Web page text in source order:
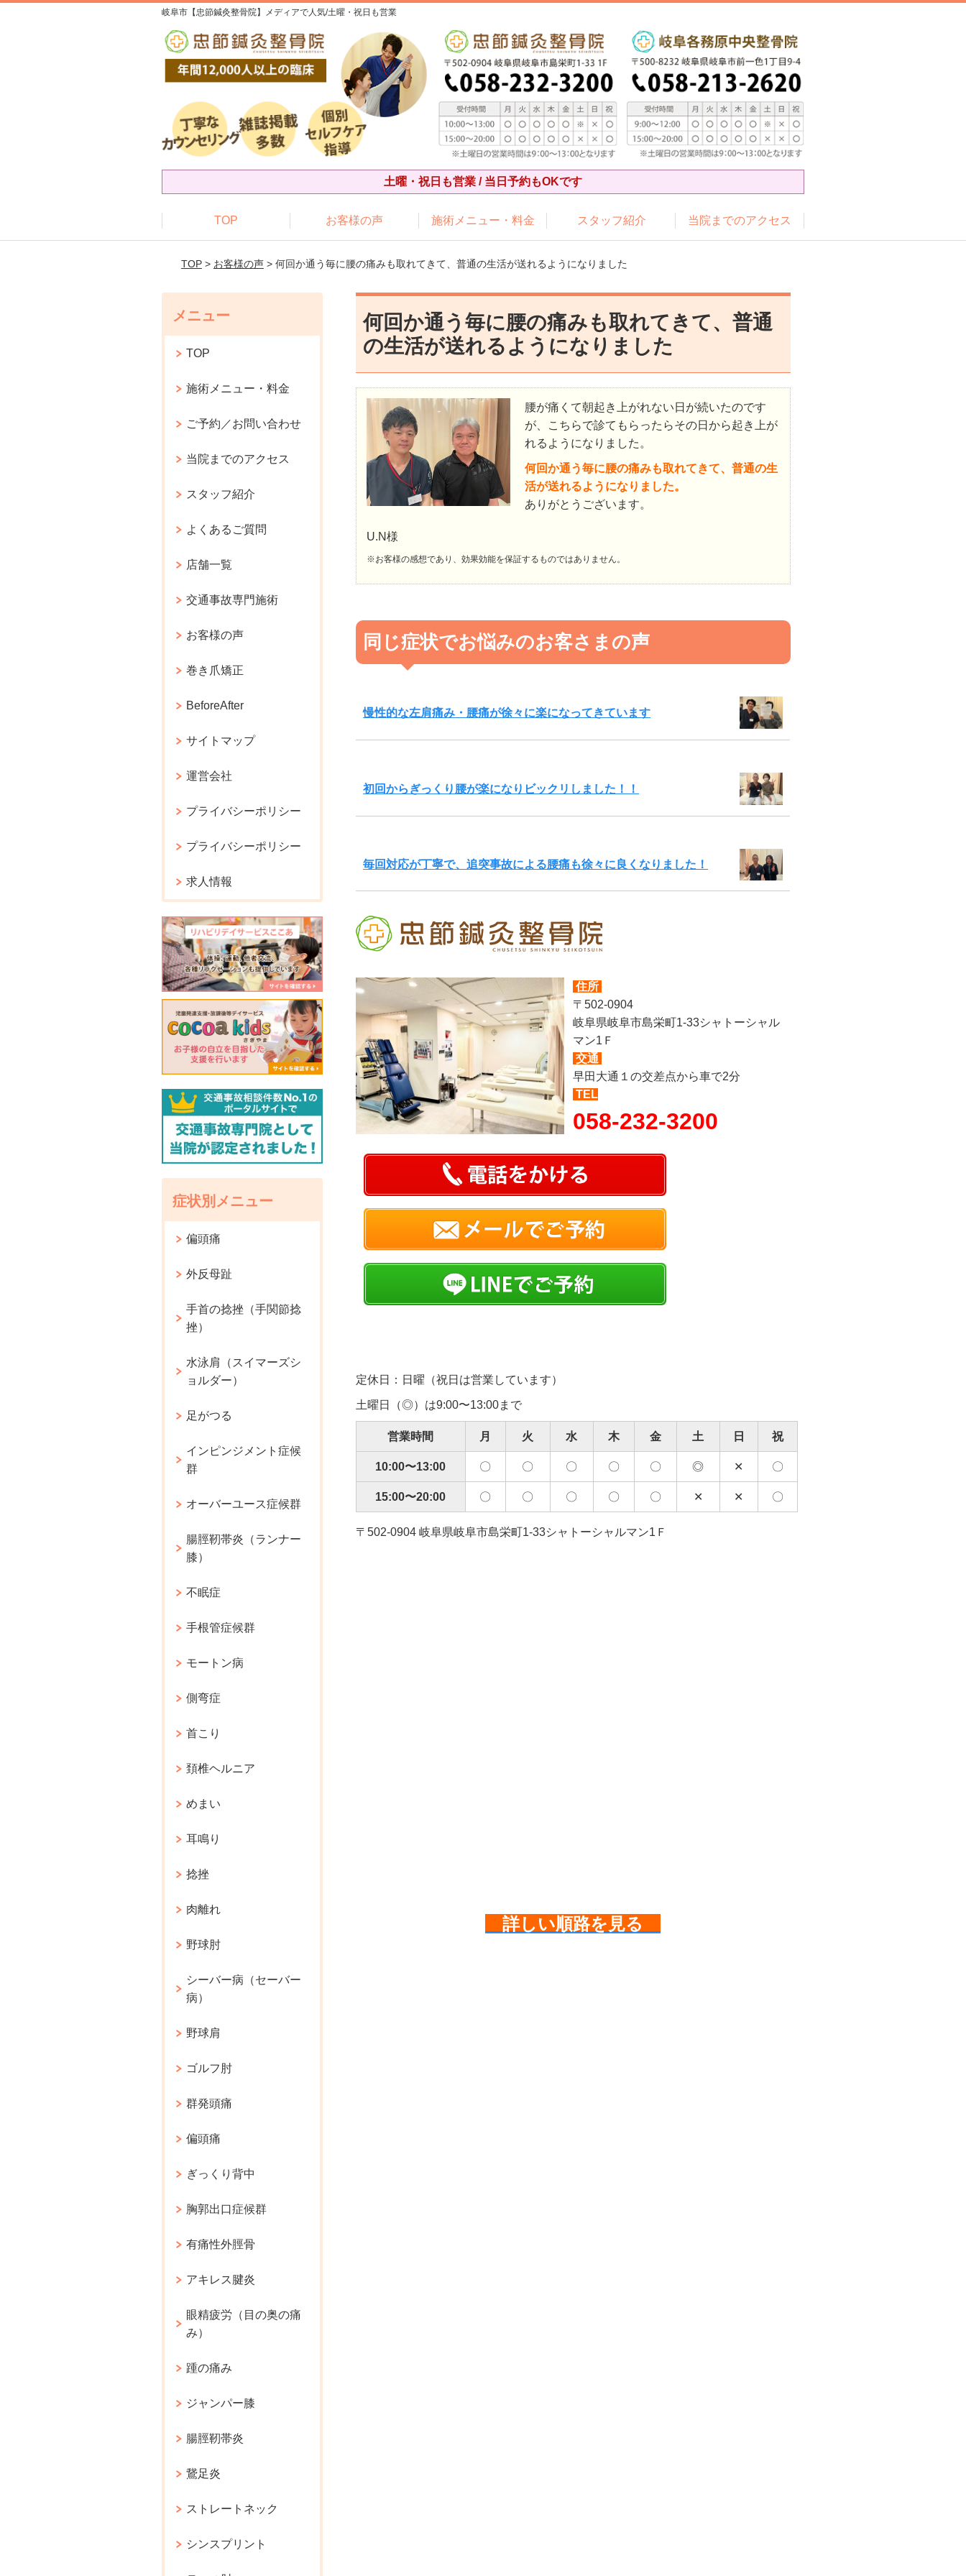
岐阜市【忠節鍼灸整骨院】メディアで人気/土曜・祝日も営業
土曜・祝日も営業 / 当日予約もOKです
TOP お客様の声 施術メニュー・料金 スタッフ紹介 当院までのアクセス
TOP> お客様の声> 何回か通う毎に腰の痛みも取れてきて、普通の生活が送れるようになりました
何回か通う毎に腰の痛みも取れてきて、普通
の生活が送れるようになりました
腰が痛くて朝起き上がれない日が続いたのです
が、こちらで診てもらったらその日から起き上が
れるようになりました。
何回か通う毎に腰の痛みも取れてきて、普通の生
活が送れるようになりました。
ありがとうございます。
U.N様
※お客様の感想であり、効果効能を保証するものではありません。
同じ症状でお悩みのお客さまの声
慢性的な左肩痛み・腰痛が徐々に楽になってきています
初回からぎっくり腰が楽になりビックリしました！！
毎回対応が丁寧で、追突事故による腰痛も徐々に良くなりました！
住所
〒502-0904
岐阜県岐阜市島栄町1-33シャトーシャル
マン1Ｆ
交通
早田大通１の交差点から車で2分
TEL
058-232-3200
定休日：日曜（祝日は営業しています）
土曜日（◎）は9:00〜13:00まで
営業時間 月 火 水 木 金 土 日 祝
10:00〜13:00 〇 〇 〇 〇 〇 ◎ ✕ 〇
15:00〜20:00 〇 〇 〇 〇 〇 ✕ ✕ 〇
〒502-0904 岐阜県岐阜市島栄町1-33シャトーシャルマン1Ｆ
詳しい順路を見る
メニュー
TOP
施術メニュー・料金
ご予約／お問い合わせ
当院までのアクセス
スタッフ紹介
よくあるご質問
店舗一覧
交通事故専門施術
お客様の声
巻き爪矯正
BeforeAfter
サイトマップ
運営会社
プライバシーポリシー
プライバシーポリシー
求人情報
症状別メニュー
偏頭痛
外反母趾
手首の捻挫（手関節捻
挫）
水泳肩（スイマーズシ
ョルダー）
足がつる
インピンジメント症候
群
オーバーユース症候群
腸脛靭帯炎（ランナー
膝）
不眠症
手根管症候群
モートン病
側弯症
首こり
頚椎ヘルニア
めまい
耳鳴り
捻挫
肉離れ
野球肘
シーバー病（セーバー
病）
野球肩
ゴルフ肘
群発頭痛
偏頭痛
ぎっくり背中
胸郭出口症候群
有痛性外脛骨
アキレス腱炎
眼精疲労（目の奥の痛
み）
踵の痛み
ジャンパー膝
腸脛靭帯炎
鵞足炎
ストレートネック
シンスプリント